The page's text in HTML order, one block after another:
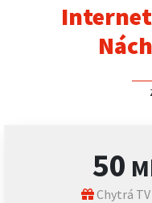
ČEZNET TV
Kontakt
50
Chytrá